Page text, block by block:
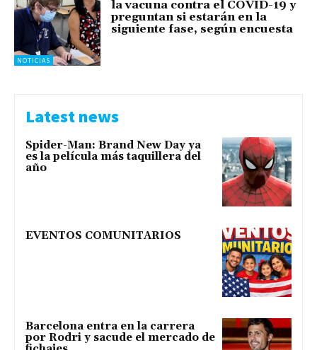
NOTICIAS
la vacuna contra el COVID-19 y
preguntan si estarán en la
siguiente fase, según encuesta
Latest news
Spider-Man: Brand New Day ya
es la película más taquillera del
año
EVENTOS COMUNITARIOS
Barcelona entra en la carrera
por Rodri y sacude el mercado de